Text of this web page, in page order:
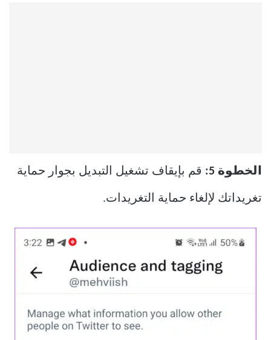
الخطوة 5: قم بإيقاف تشغيل التبديل بجوار حماية
تغريداتك لإلغاء حماية التغريدات.